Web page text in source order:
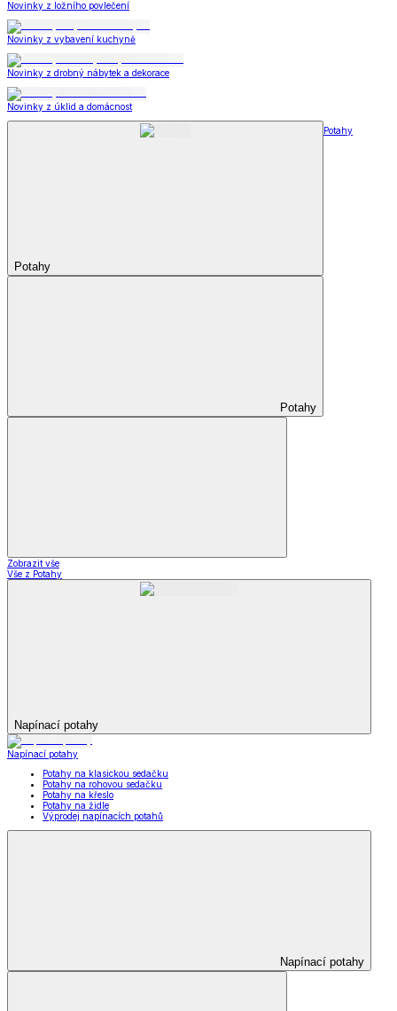
Novinky z ložního povlečení
Novinky z vybavení kuchyně
Novinky z drobný nábytek a dekorace
Novinky z úklid a domácnost
Potahy
Potahy
Potahy
Zobrazit vše
Vše z Potahy
Napínací potahy
Napínací potahy
Potahy na klasickou sedačku
Potahy na rohovou sedačku
Potahy na křeslo
Potahy na židle
Výprodej napínacích potahů
Napínací potahy